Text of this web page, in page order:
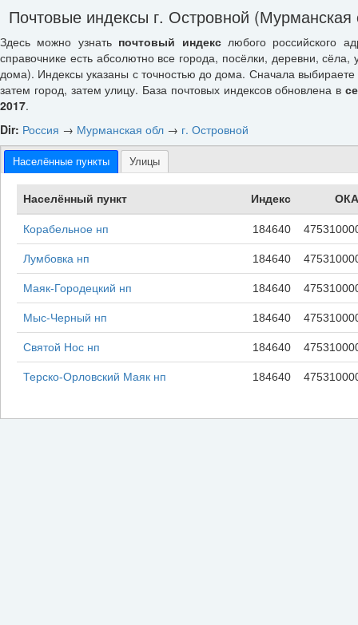
Почтовые индексы г. Островной (Мурманская
Здесь можно узнать почтовый индекслюбого российского
справочнике есть абсолютно все города, посёлки, деревни, сёла,
дома). Индексы указаны с точностью до дома. Сначала выбираете
затем город, затем улицу. База почтовых индексов обновлена в
2017.
Dir: Россия → Мурманская обл → г. Островной
Населённые пункты Улицы
Населённый пункт Индекс
Корабельное нп 184640
Лумбовка нп 184640
Маяк-Городецкий нп 184640
Мыс-Черный нп 184640
Святой Нос нп 184640
Терско-Орловский Маяк нп 184640